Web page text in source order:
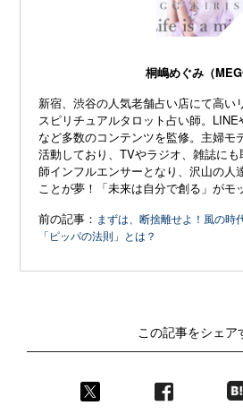
桐嶋めぐみ（
新宿、渋谷の人気老舗占い店にて高い
スピリチュアルタロット占い師。LINE
など多数のコンテンツを監修。主婦モ
活動しており、TVやラジオ、雑誌に
師インフルエンサーとなり、沢山の人
ことが夢！「未来は自分で創る」がモ
前の記事： まずは、断捨離せよ！風の時
「ピッパの法則」とは？
この記事をシェア